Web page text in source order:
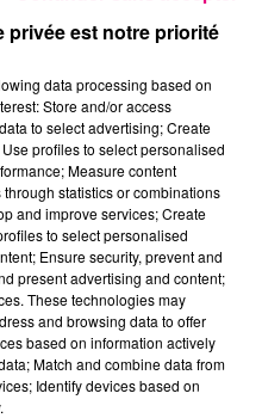
Vierge
Sagittaire
privée est notre priorité
data processing based on
Store and/or access
to select advertising; Create
profiles to select personalised
Measure content
statistics or combinations
and improve services; Create
to select personalised
Ensure security, prevent and
present advertising and content;
These technologies may
and browsing data to offer
based on information actively
Match and combine data from
Identify devices based on